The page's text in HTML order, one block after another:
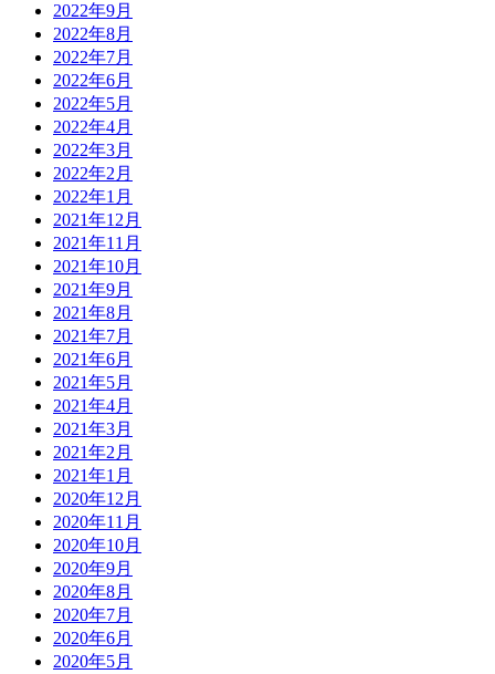
2022年9月
2022年8月
2022年7月
2022年6月
2022年5月
2022年4月
2022年3月
2022年2月
2022年1月
2021年12月
2021年11月
2021年10月
2021年9月
2021年8月
2021年7月
2021年6月
2021年5月
2021年4月
2021年3月
2021年2月
2021年1月
2020年12月
2020年11月
2020年10月
2020年9月
2020年8月
2020年7月
2020年6月
2020年5月